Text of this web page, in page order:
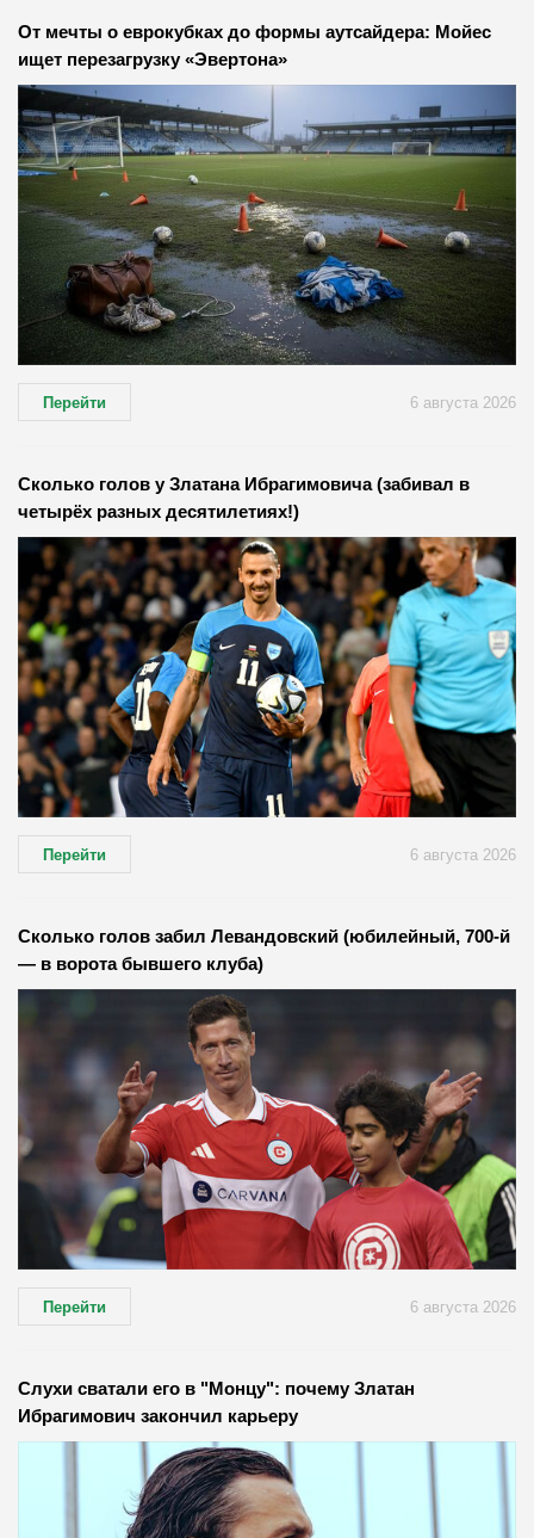
От мечты о еврокубках до формы аутсайдера: Мойес
ищет перезагрузку «Эвертона»
Перейти 6 августа 2026
Сколько голов у Златана Ибрагимовича (забивал в
четырёх разных десятилетиях!)
Перейти 6 августа 2026
Сколько голов забил Левандовский (юбилейный, 700-й
— в ворота бывшего клуба)
Перейти 6 августа 2026
Слухи сватали его в "Монцу": почему Златан
Ибрагимович закончил карьеру